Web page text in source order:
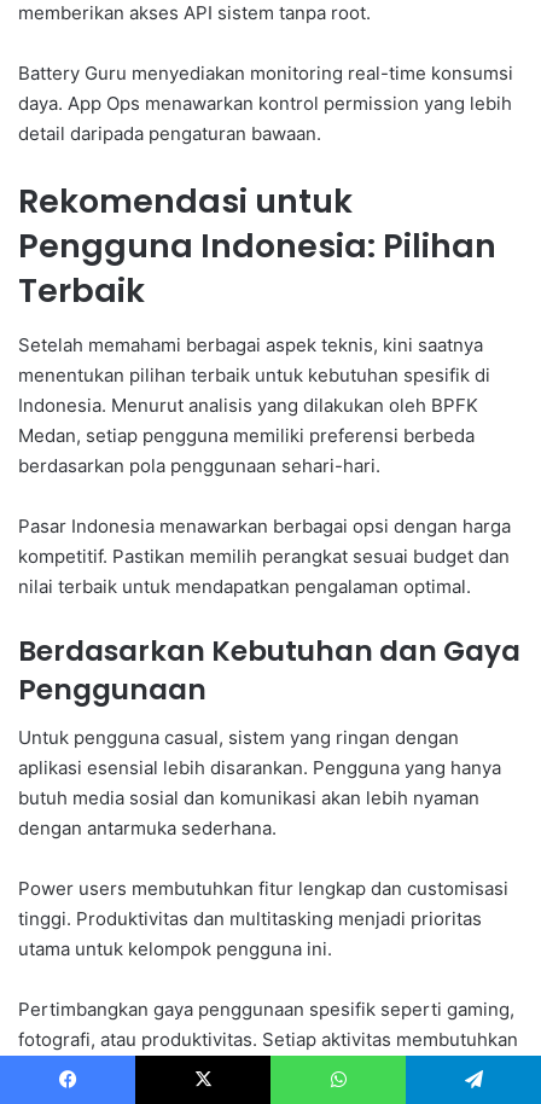
memberikan akses API sistem tanpa root.
Battery Guru menyediakan monitoring real-time konsumsi
daya. App Ops menawarkan kontrol permission yang lebih
detail daripada pengaturan bawaan.
Rekomendasi untuk
Pengguna Indonesia: Pilihan
Terbaik
Setelah memahami berbagai aspek teknis, kini saatnya
menentukan pilihan terbaik untuk kebutuhan spesifik di
Indonesia. Menurut analisis yang dilakukan oleh BPFK
Medan, setiap pengguna memiliki preferensi berbeda
berdasarkan pola penggunaan sehari-hari.
Pasar Indonesia menawarkan berbagai opsi dengan harga
kompetitif. Pastikan memilih perangkat sesuai budget dan
nilai terbaik untuk mendapatkan pengalaman optimal.
Berdasarkan Kebutuhan dan Gaya
Penggunaan
Untuk pengguna casual, sistem yang ringan dengan
aplikasi esensial lebih disarankan. Pengguna yang hanya
butuh media sosial dan komunikasi akan lebih nyaman
dengan antarmuka sederhana.
Power users membutuhkan fitur lengkap dan customisasi
tinggi. Produktivitas dan multitasking menjadi prioritas
utama untuk kelompok pengguna ini.
Pertimbangkan gaya penggunaan spesifik seperti gaming,
fotografi, atau produktivitas. Setiap aktivitas membutuhkan
optimasi sistem yang berbeda-beda.